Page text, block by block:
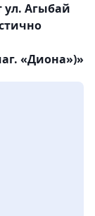
ул. Агыбай
«Диона»)»